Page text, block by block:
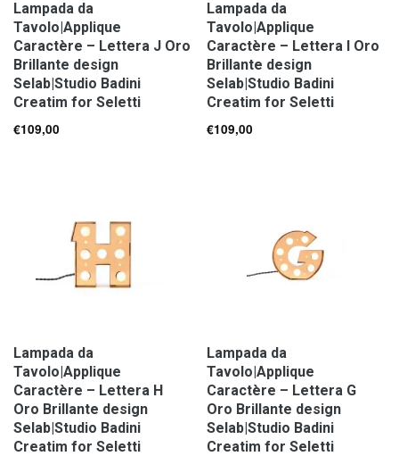
Lampada da
Tavolo|Applique
Caractère – Lettera J Oro
Brillante design
Selab|Studio Badini
Creatim for Seletti
€109,00
Lampada da
Tavolo|Applique
Caractère – Lettera I Oro
Brillante design
Selab|Studio Badini
Creatim for Seletti
€109,00
Lampada da
Tavolo|Applique
Caractère – Lettera H
Oro Brillante design
Selab|Studio Badini
Creatim for Seletti
Lampada da
Tavolo|Applique
Caractère – Lettera G
Oro Brillante design
Selab|Studio Badini
Creatim for Seletti